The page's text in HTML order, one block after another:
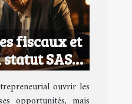
fiscaux et
SAS
ouvrir les